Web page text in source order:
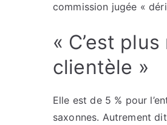
commission jugée «
« C’est
clientèle »
Elle est de 5 % pour
saxonnes. Autrement